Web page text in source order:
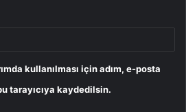
kullanılması için adım, e-posta
tarayıcıya kaydedilsin.